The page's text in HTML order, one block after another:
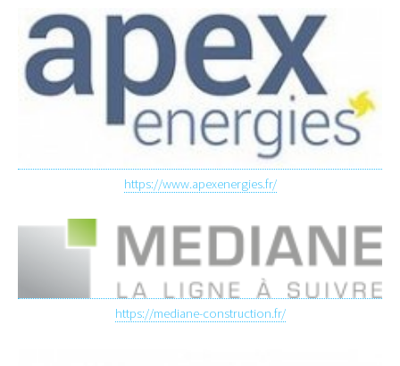
https://www.apexenergies.fr/
https://mediane-construction.fr/